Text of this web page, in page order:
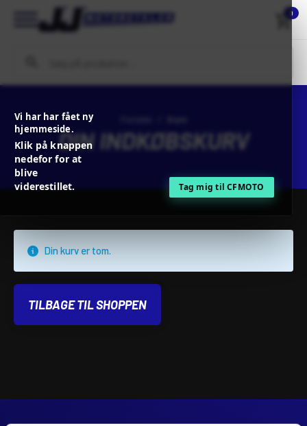
Vi har har fået ny
hjemmeside.
Klik på knappen
nedefor for at
blive
viderestillet.
Tag mig til CFMOTO
0
DIN INDKØBSKURV
Din kurv er tom.
TILBAGE TIL SHOPPEN